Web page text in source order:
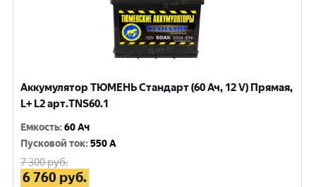
Аккумулятор ТЮМЕНЬ Стандарт (60 Ач, 12 V) Прямая,
L+ L2 арт.TNS60.1
Емкость:60 Ач
Пусковой ток:550 A
7 300руб.
6 760 руб.